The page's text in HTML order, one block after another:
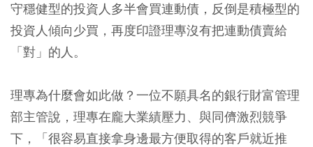
守穩健型的投資人多半會買連動債，反倒是積極型的
投資人傾向少買，再度印證理專沒有把連動債賣給
「對」的人。
理專為什麼會如此做？一位不願具名的銀行財富管理
部主管說，理專在龐大業績壓力、與同儕激烈競爭
下，「很容易直接拿身邊最方便取得的客戶就近推